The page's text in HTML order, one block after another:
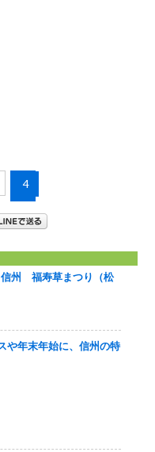
4
州 福寿草まつり（松
や年末年始に、信州の特